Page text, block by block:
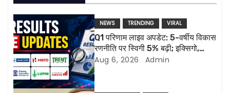
n
a
v
i
NEWS TRENDING VIRAL
Q1 परिणाम लाइव अपडेट: 5-वर्षीय विकास
रणनीति पर स्विगी 5% बढ़ी; इक्सिगो,
ल्यूपिन की रिपोर्ट आज
Aug 6, 2026 Admin